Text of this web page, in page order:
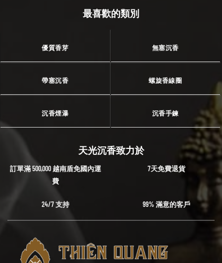
最喜歡的類別
優質香芽 無塞沉香
帶塞沉香 螺旋香線圈
沉香煙瀑 沉香手鍊
天光沉香致力於
訂單滿 500,000 越南盾免國內運
費
7天免費退貨
24/7 支持 99% 滿意的客戶